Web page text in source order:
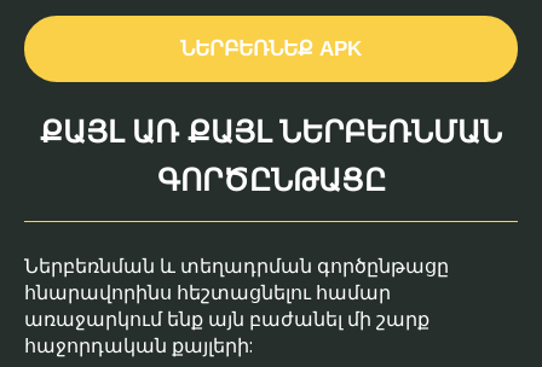
ՆԵՐԲԵՌՆԵՔ APK
ՔԱՅԼ ԱՌ ՔԱՅԼ ՆԵՐԲԵՌՆՄԱՆ
ԳՈՐԾԸՆԹԱՑԸ
Ներբեռնման և տեղադրման գործընթացը
հնարավորինս հեշտացնելու համար
առաջարկում ենք այն բաժանել մի շարք
հաջորդական քայլերի: